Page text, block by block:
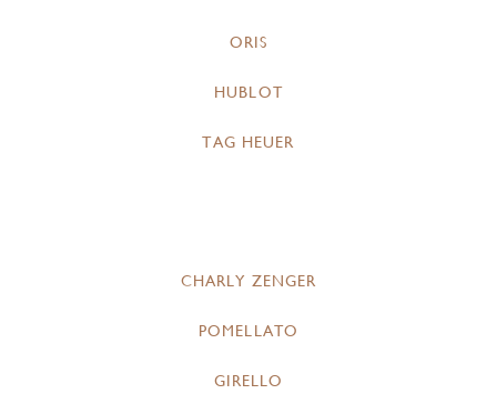
ORIS
HUBLOT
TAG HEUER
CHARLY ZENGER
POMELLATO
GIRELLO